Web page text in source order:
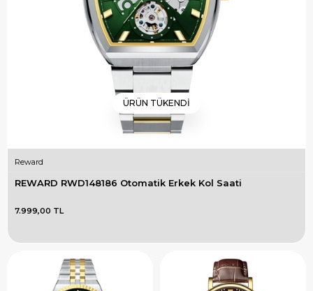
ÜRÜN TÜKENDI
Reward
REWARD RWD148186 Otomatik Erkek Kol Saati
7.999,00 TL